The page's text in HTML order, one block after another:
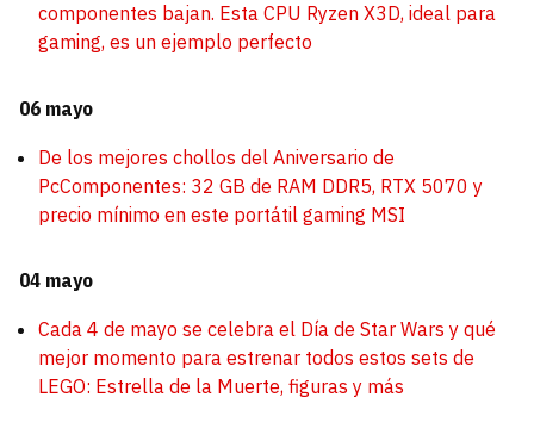
componentes bajan. Esta CPU Ryzen X3D, ideal para
gaming, es un ejemplo perfecto
06 mayo
De los mejores chollos del Aniversario de
PcComponentes: 32 GB de RAM DDR5, RTX 5070 y
precio mínimo en este portátil gaming MSI
04 mayo
Cada 4 de mayo se celebra el Día de Star Wars y qué
mejor momento para estrenar todos estos sets de
LEGO: Estrella de la Muerte, figuras y más